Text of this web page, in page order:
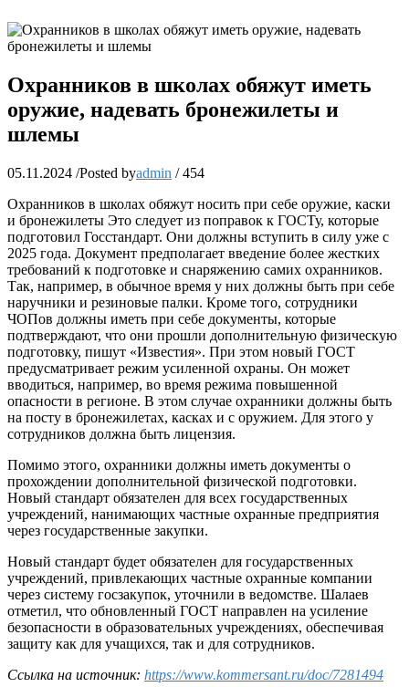
Охранников в школах обяжут иметь
оружие, надевать бронежилеты и
шлемы
05.11.2024 /Posted byadmin / 454
Охранников в школах обяжут носить при себе оружие, каски
и бронежилеты Это следует из поправок к ГОСТу, которые
подготовил Госстандарт. Они должны вступить в силу уже с
2025 года. Документ предполагает введение более жестких
требований к подготовке и снаряжению самих охранников.
Так, например, в обычное время у них должны быть при себе
наручники и резиновые палки. Кроме того, сотрудники
ЧОПов должны иметь при себе документы, которые
подтверждают, что они прошли дополнительную физическую
подготовку, пишут «Известия». При этом новый ГОСТ
предусматривает режим усиленной охраны. Он может
вводиться, например, во время режима повышенной
опасности в регионе. В этом случае охранники должны быть
на посту в бронежилетах, касках и с оружием. Для этого у
сотрудников должна быть лицензия.
Помимо этого, охранники должны иметь документы о
прохождении дополнительной физической подготовки.
Новый стандарт обязателен для всех государственных
учреждений, нанимающих частные охранные предприятия
через государственные закупки.
Новый стандарт будет обязателен для государственных
учреждений, привлекающих частные охранные компании
через систему госзакупок, уточнили в ведомстве. Шалаев
отметил, что обновленный ГОСТ направлен на усиление
безопасности в образовательных учреждениях, обеспечивая
защиту как для учащихся, так и для сотрудников.
Ссылка на источник: https://www.kommersant.ru/doc/7281494